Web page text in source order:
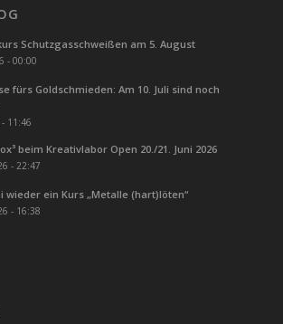
Schutzgasschweißen am 5. August
- 00:00
fürs Goldschmieden: Am 10. Juli sind noch
11:46
beim Kreativlabor Open 20./21. Juni 2026
- 22:47
wieder ein Kurs „Metalle (hart)löten“
- 16:38